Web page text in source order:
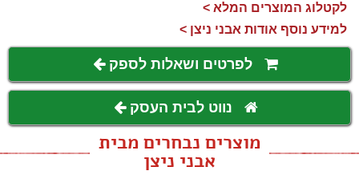
לקטלוג המוצרים המלא >
למידע נוסף אודות אבני ניצן >
לפרטים ושאלות לספק
נווט לבית העסק
מוצרים נבחרים מבית
אבני ניצן